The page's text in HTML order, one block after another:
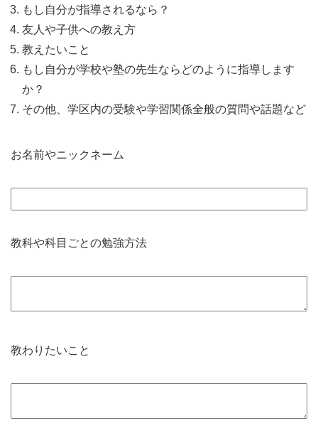
もし自分が指導されるなら？
友人や子供への教え方
教えたいこと
もし自分が学校や塾の先生ならどのように指導します
か？
その他、学区内の受験や学習関係全般の質問や話題など
お名前やニックネーム
教科や科目ごとの勉強方法
教わりたいこと